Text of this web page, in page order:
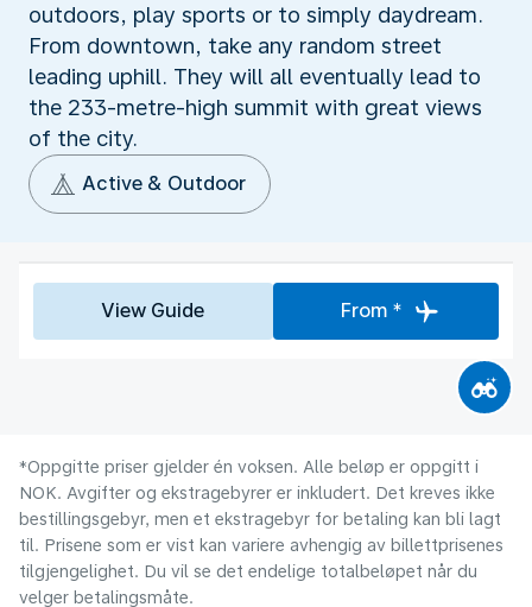
outdoors, play sports or to simply daydream.
From downtown, take any random street
leading uphill. They will all eventually lead to
the 233-metre-high summit with great views
of the city.
Active & Outdoor
View Guide From *
*Oppgitte priser gjelder én voksen. Alle beløp er oppgitt i
NOK. Avgifter og ekstragebyrer er inkludert. Det kreves ikke
bestillingsgebyr, men et ekstragebyr for betaling kan bli lagt
til. Prisene som er vist kan variere avhengig av billettprisenes
tilgjengelighet. Du vil se det endelige totalbeløpet når du
velger betalingsmåte.